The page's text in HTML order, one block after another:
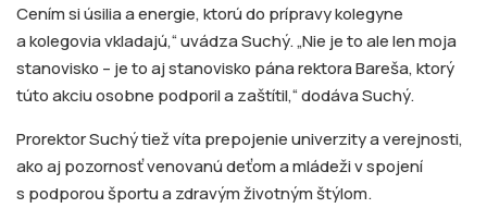
Cením si úsilia a energie, ktorú do prípravy kolegyne
a kolegovia vkladajú,“ uvádza Suchý. „Nie je to ale len moja
stanovisko – je to aj stanovisko pána rektora Bareša, ktorý
túto akciu osobne podporil a zaštítil,“ dodáva Suchý.
Prorektor Suchý tiež víta prepojenie univerzity a verejnosti,
ako aj pozornosť venovanú deťom a mládeži v spojení
s podporou športu a zdravým životným štýlom.